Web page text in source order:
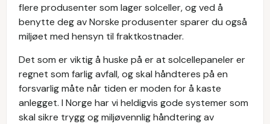
flere produsenter som lager solceller, og ved å
benytte deg av Norske produsenter sparer du også
miljøet med hensyn til fraktkostnader.
Det som er viktig å huske på er at solcellepaneler er
regnet som farlig avfall, og skal håndteres på en
forsvarlig måte når tiden er moden for å kaste
anlegget. I Norge har vi heldigvis gode systemer som
skal sikre trygg og miljøvennlig håndtering av